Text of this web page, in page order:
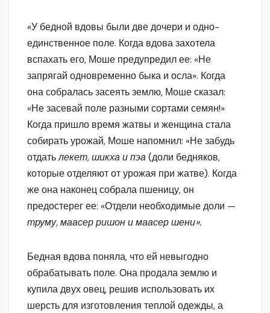
«У бедной вдовы были две дочери и одно-
единственное поле. Когда вдова захотела
вспахать его, Моше предупредил ее: «Не
запрягай одновременно быка и осла». Когда
она собралась засеять землю, Моше сказал:
«Не засевай поле разными сортами семян!»
Когда пришло время жатвы и женщина стала
собирать урожай, Моше напомнил: «Не забудь
отдатьлекет, шикха и пэа(доли бедняков,
которые отделяют от урожая при жатве). Когда
же она наконец собрала пшеницу, он
предостерег ее: «Отдели необходимые доли —
труму, маасер ришон и маасер шени».
Бедная вдова поняла, что ей невыгодно
обрабатывать поле. Она продала землю и
купила двух овец, решив использовать их
шерсть для изготовления теплой одежды, а